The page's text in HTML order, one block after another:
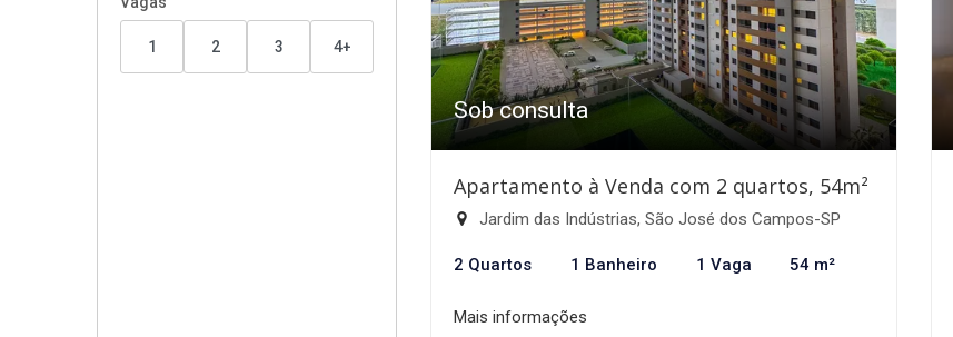
1 2 3 4+
Sob consulta
Apartamento à Venda com 2 quartos, 54m²
Jardim das Indústrias, São José dos Campos-SP
2 Quartos 1 Banheiro 1 Vaga 54 m²
Mais informações